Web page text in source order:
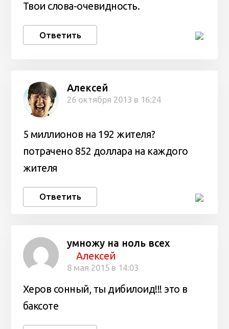
Твои слова-очевидность.
Ответить
Алексей
26 октября 2013 в 16:24
5 миллионов на 192 жителя?
потрачено 852 доллара на каждого
жителя
Ответить
умножу на ноль всех
Алексей
8 мая 2015 в 14:03
Херов сонный, ты дибилоид!!! это в
баксоте